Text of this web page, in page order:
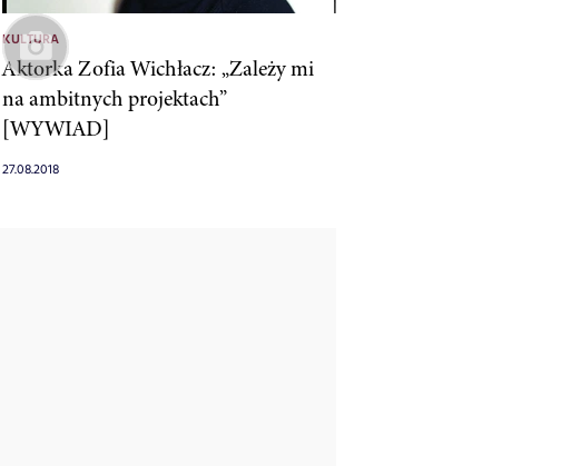
KULTURA
Aktorka Zofia Wichłacz: „Zależy mi
na ambitnych projektach”
[WYWIAD]
27.08.2018